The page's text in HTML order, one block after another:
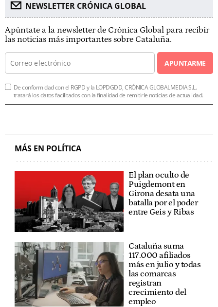
NEWSLETTER CRÓNICA GLOBAL
Apúntate a la newsletter de Crónica Global para recibir
las noticias más importantes sobre Cataluña.
APUNTARME
De conformidad con el RGPD y la LOPDGDD, CRÓNICA GLOBALMEDIA S.L.
tratará los datos facilitados con la finalidad de remitirle noticias de actualidad.
MÁS EN POLÍTICA
El plan oculto de
Puigdemont en
Girona desata una
batalla por el poder
entre Geis y Ribas
Cataluña suma
117.000 afiliados
más en julio y todas
las comarcas
registran
crecimiento del
empleo